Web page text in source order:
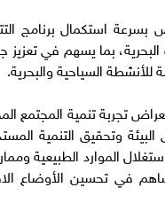
استكمال برنامج
البحرية، بما يسهم في تعزيز
السياحية والبحرية.
تجربة تنمية المجتمع
وتحقيق التنمية
الموارد الطبيعية
في تحسين الأوضاع